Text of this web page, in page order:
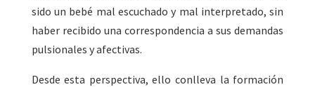
sido un bebé mal escuchado y mal interpretado, sin
haber recibido una correspondencia a sus demandas
pulsionales y afectivas.
Desde esta perspectiva, ello conlleva la formación